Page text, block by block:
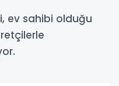
ev sahibi olduğu